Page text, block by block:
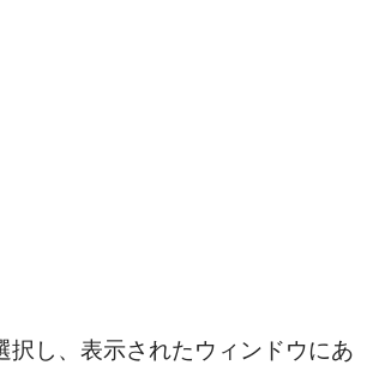
し、表示されたウィンドウにあ